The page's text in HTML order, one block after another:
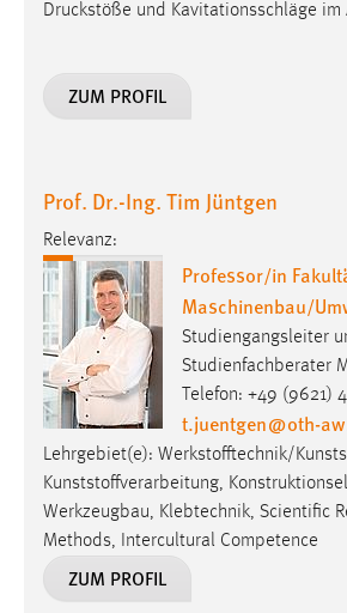
Druckstöße und Kavitationsschläge im
ZUM PROFIL
Prof. Dr.-Ing. Tim Jüntgen
Relevanz:
Professor/in
Maschinenbau/
Studiengangsleiter
Studienfachberater
Telefon: +49 (9621)
t.juentgen@oth-aw
Lehrgebiet(e): Werkstofftechnik/
Kunststoffverarbeitung,
Werkzeugbau, Klebtechnik, Scientific
Methods, Intercultural Competence
ZUM PROFIL